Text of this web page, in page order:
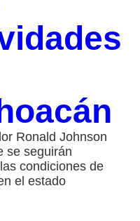
Ronald Johnson
se seguirán
condiciones de
el estado